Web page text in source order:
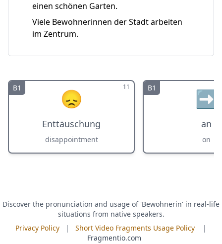
einen schönen Garten.
Viele Bewohnerinnen der Stadt arbeiten
im Zentrum.
B1 11
😞
Enttäuschung
disappointment
B1 ➡️
an
on
Discover the pronunciation and usage of 'Bewohnerin' in real-life
situations from native speakers.
Privacy Policy
| Short Video Fragments Usage Policy
|
Fragmentio.com